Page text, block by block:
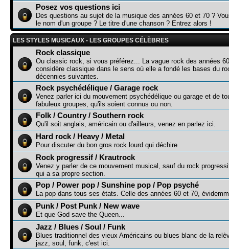
Posez vos questions ici
Des questions au sujet de la musique des années 60 et 70 ?
le nom d'un groupe ? Le titre d'une chanson ? Entrez alors !
LES STYLES MUSICAUX - LES GROUPES CÉLÈBRES
Rock classique
Ou classic rock, si vous préférez... La vague rock des années
considère classique dans le sens où elle a fondé les bases du
décennies suivantes.
Rock psychédélique / Garage rock
Venez parler ici du mouvement psychédélique ou garage et de
fabuleux groupes, qu'ils soient connus ou non.
Folk / Country / Southern rock
Qu'il soit anglais, américain ou d'ailleurs, venez en parlez ici.
Hard rock / Heavy / Metal
Pour discuter du bon gros rock lourd qui déchire
Rock progressif / Krautrock
Venez y parler de ce mouvement musical, sauf du rock
qui a sa propre section.
Pop / Power pop / Sunshine pop / Pop psyché
La pop dans tous ses états. Celle des années 60 et 70,
Punk / Post Punk / New wave
Et que God save the Queen...
Jazz / Blues / Soul / Funk
Blues traditionnel des vieux Américains ou blues blanc de la
jazz, soul, funk, c'est ici.